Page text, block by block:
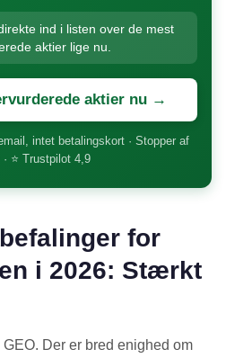
ind i listen over de mest
aktier lige nu.
aktier nu →
intet betalingskort · Stopper af
⭐ Trustpilot 4,9
for
i 2026: Stærkt
Der er bred enighed om